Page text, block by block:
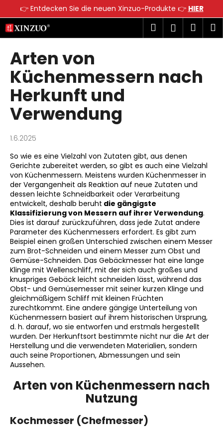
👉 Entdecken Sie die neuen Xinzuo-Produkte 👉 HIER
Zum
Inhalt
springen
Suchen
Login
Arten von
Küchenmessern nach
Herkunft und
Verwendung
1.6.2025
So wie es eine Vielzahl von Zutaten gibt, aus denen
Gerichte zubereitet werden, so gibt es auch eine Vielzahl
von Küchenmessern. Meistens wurden Küchenmesser in
der Vergangenheit als Reaktion auf neue Zutaten und
dessen leichte Schneidbarkeit oder Verarbeitung
entwickelt, deshalb beruht die gängigste
Klassifizierung von Messern auf ihrer Verwendung.
Dies ist darauf zurückzuführen, dass jede Zutat andere
Parameter des Küchenmessers erfordert. Es gibt zum
Beispiel einen großen Unterschied zwischen einem Messer
zum Brot-Schneiden und einem Messer zum Obst und
Gemüse-Schneiden. Das Gebäckmesser hat eine lange
Klinge mit Wellenschliff, mit der sich auch großes und
knuspriges Gebäck leicht schneiden lässt, während das
Obst- und Gemüsemesser mit seiner kurzen Klinge und
gleichmäßigem Schliff mit kleinen Früchten
zurechtkommt. Eine andere gängige Unterteilung von
Küchenmessern basiert auf ihrem historischen Ursprung,
d. h. darauf, wo sie entworfen und erstmals hergestellt
wurden. Der Herkunftsort bestimmte nicht nur die Art der
Herstellung und die verwendeten Materialien, sondern
auch seine Proportionen, Abmessungen und sein
Aussehen.
Arten von Küchenmessern nach
Nutzung
Kochmesser (Chefmesser)
a
Zurück
zum
Zurück
zum
W
a
s
s
u
c
h
e
n
S
i
e
?
SUCHEN
W
i
r
e
m
p
f
e
h
e
n